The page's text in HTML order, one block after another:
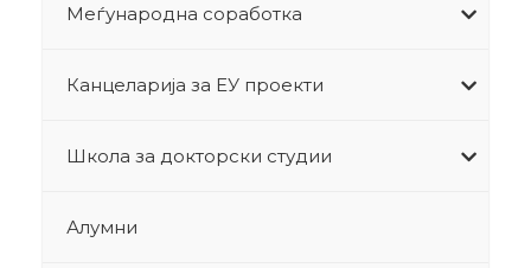
Меѓународна соработка
Канцеларија за ЕУ проекти
Школа за докторски студии
Алумни